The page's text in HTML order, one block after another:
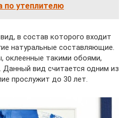
по утеплителю
в состав которого входит
натуральные составляющие.
оклеенные такими обоями,
вид считается одним из
прослужит до 30 лет.